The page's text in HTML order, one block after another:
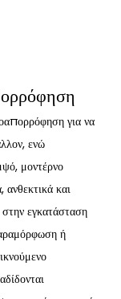
για να
ενώ
μοντέρνο
και
στην εγκατάσταση
ή